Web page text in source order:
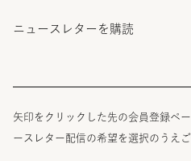
ニュースレターを購読
矢印をクリックした先の会員登録ペ
ースレター配信の希望を選択のうえご